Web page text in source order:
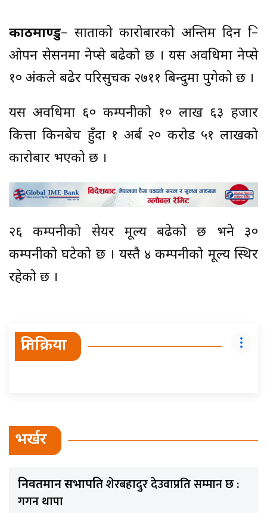
काठमाण्डु– साताको कारोबारको अन्तिम दिन प्रि–
ओपन सेसनमा नेप्से बढेको छ । यस अवधिमा नेप्से
१० अंकले बढेर परिसुचक २७११ बिन्दुमा पुगेको छ ।
यस अवधिमा ६० कम्पनीको १० लाख ६३ हजार
कित्ता किनबेच हुँदा १ अर्ब २० करोड ५१ लाखको
कारोबार भएको छ ।
२६ कम्पनीको सेयर मूल्य बढेको छ भने ३०
कम्पनीको घटेको छ । यस्तै ४ कम्पनीको मूल्य स्थिर
रहेको छ ।
प्रतिक्रिया
भर्खर
निवर्तमान सभापतिशेरबहादुर देउवाप्रति सम्मान छ :
गगन थापा